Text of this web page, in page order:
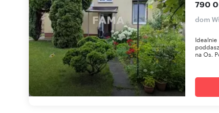
790
dom
na Os.